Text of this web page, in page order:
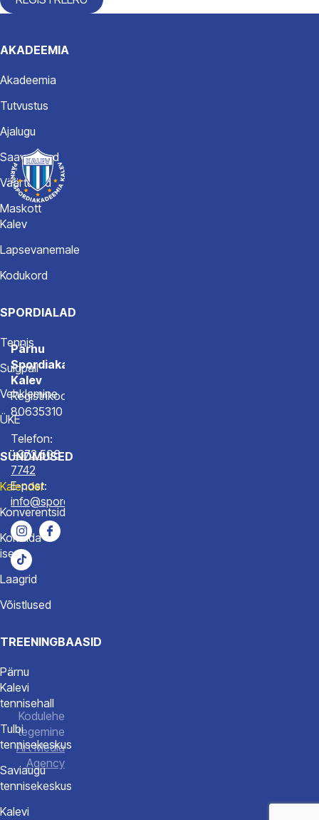
AKADEEMIA
Akadeemia
Tutvustus
Ajalugu
Saavutused
Väärtused
Maskott
Kalev
Lapsevanemale
Kodukord
SPORDIALAD
Tennis
Sulgpall
Vehklemine
ÜKE
SÜNDMUSED
Kalender
Konverentsid
Korralda
ise
Laagrid
Võistlused
TREENINGBAASID
Pärnu
Kalevi
tennisehall
Tulbi
tennisekeskus
Saviaugu
tennisekeskus
Kalevi
Pärnu
Spordiakadeemia
Kalev
Registrikood
80635310
Telefon:
+372 506
7742
E-post:
info@spordiakadeemia.ee
Kodulehe
tegemine
Art Media
Agency